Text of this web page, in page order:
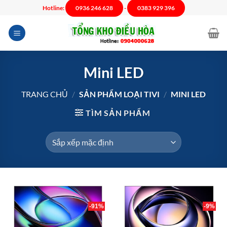
nội
dung
Hotline: 0936 246 628 - 0383 929 396
Mini LED
TRANG CHỦ / SẢN PHẨM LOẠI TIVI / MINI LED
TÌM SẢN PHẨM
-91% -9%